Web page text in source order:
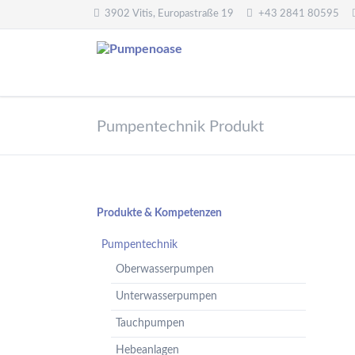
3902 Vitis, Europastraße 19 +43 2841 80595
Oberwasserpumpen
Unterwasserpumpen
Spielplatzpumpen
Flügelpumpen
Regenwassernutzung
Teichreinigung
Frequenzumformer
Wasserfilter,
Pumpentechnik Produkt
Navigation
Produkte & Kompetenzen
Pumpentechnik
Oberwasserpumpen
Unterwasserpumpen
Tauchpumpen
Hebeanlagen